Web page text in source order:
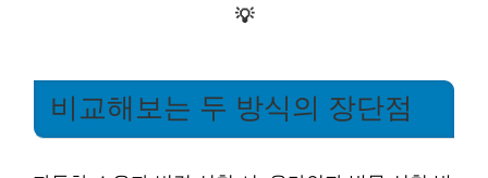
💡
비교해보는 두 방식의 장단점